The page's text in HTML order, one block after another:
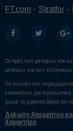
FT.com Stratfor
Οι τιμές των μετοχών και
μετοχών και των
Το σύνολο του
επισκέπτες για
χωρίς τη γραπτή άδεια του
Δήλωση Απορρήτου
Χαρακτήρα